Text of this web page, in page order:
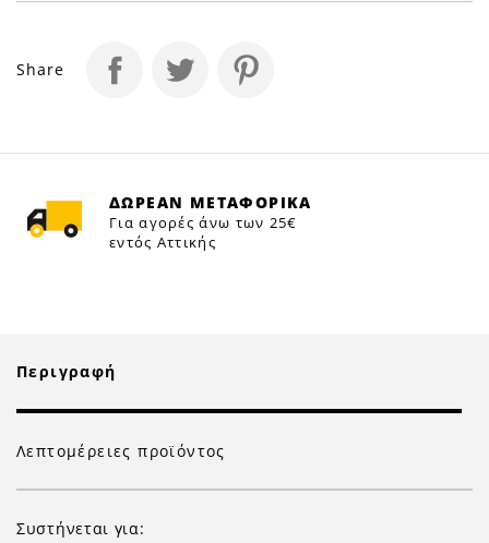
Share
ΔΩΡΕΑΝ ΜΕΤΑΦΟΡΙΚΑ
Για αγορές άνω των 25€
εντός Αττικής
Περιγραφή
Λεπτομέρειες προϊόντος
Συστήνεται για: